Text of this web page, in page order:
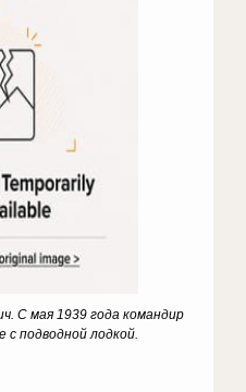
С мая 1939 года командир
с подводной лодкой.